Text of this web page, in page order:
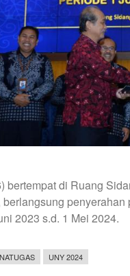
bertempat di Ruang
berlangsung
2023 s.d. 1 Mei 2024.
UNY 2024